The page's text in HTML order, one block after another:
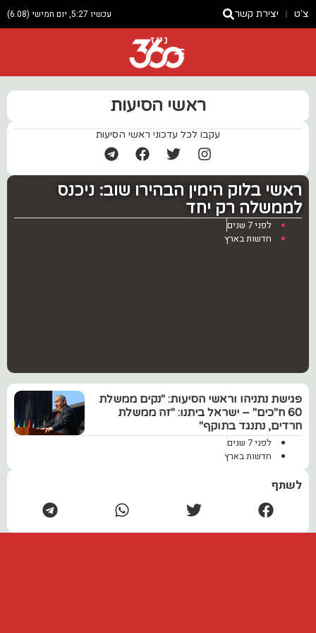
צ'ט יצירת קשר עכשיו 5:27, יום חמישי (6.08)
ניוז
ראשי הסיעות
עקבו לכל עדכוני ראשי הסיעות
‏ראשי בלוק הימין הבהירו שוב: ניכנס
לממשלה רק יחד
לפני 7 שנים
חדשות בארץ
‏פגישת נתניהו וראשי הסיעות: "נקים ממשלת
60 ח"כים" – ישראל ביתנו: "זה ממשלת
חרדים, נתנגד בתוקף"
לפני 7 שנים
חדשות בארץ
לשתף